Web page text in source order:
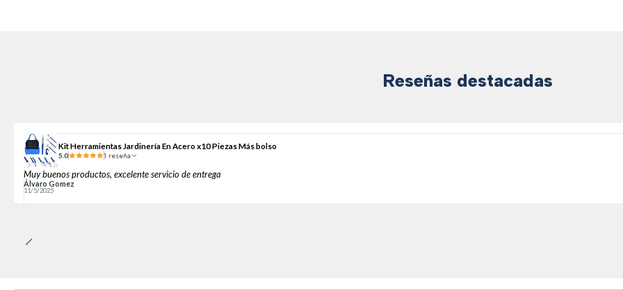
Reseñas destacadas
Kit Herramientas Jardinería En Acero x10 Piezas Más bolso
5.0 1 reseña
Muy buenos productos, excelente servicio de entrega
Álvaro Gomez
11/5/2025